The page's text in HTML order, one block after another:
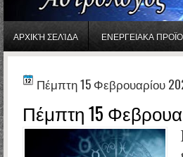
ΑΡΧΙΚΉ ΣΕΛΊΔΑ ΕΝΕΡΓΕΙΑΚΑ
Πέμπτη 15 Φεβρουαρίου
Πέμπτη 15